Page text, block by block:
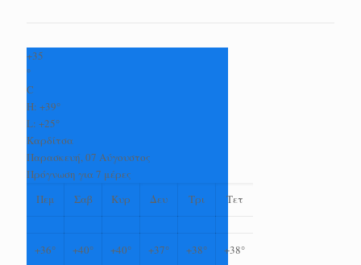
+35
°
C
H: +39°
L: +25°
Καρδίτσα
Παρασκευή, 07 Αύγουστος
Πρόγνωση για 7 μέρες
Πεμ
Σαβ Κυρ Δευ Τρι Τετ
+36° +40° +40° +37° +38° +38°